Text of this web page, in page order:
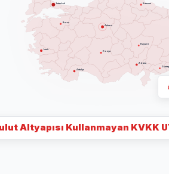
İstanbul
Ankara
İzmir
Bursa
Antalya
Konya
Adana
Samsun
Kayseri
G.antep
Altyapısı Kullanmayan KVKK